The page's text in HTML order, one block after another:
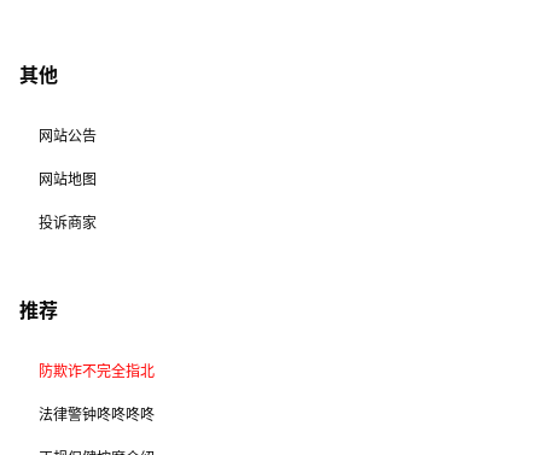
其他
网站公告
网站地图
投诉商家
推荐
防欺诈不完全指北
法律警钟咚咚咚咚